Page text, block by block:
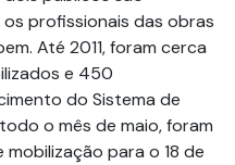
profissionais das obras
Até 2011, foram cerca
e 450
do Sistema de
o mês de maio, foram
para o 18 de